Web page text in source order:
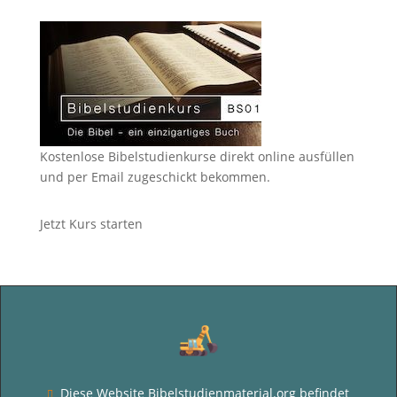
Kostenlose Bibelstudienkurse direkt online ausfüllen
und per Email zugeschickt bekommen.
Jetzt Kurs starten
 Diese Website Bibelstudienmaterial.org befindet